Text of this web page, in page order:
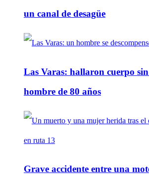
un canal de desagüe
Las Varas: hallaron cuerpo
hombre de 80 años
Grave accidente entre una